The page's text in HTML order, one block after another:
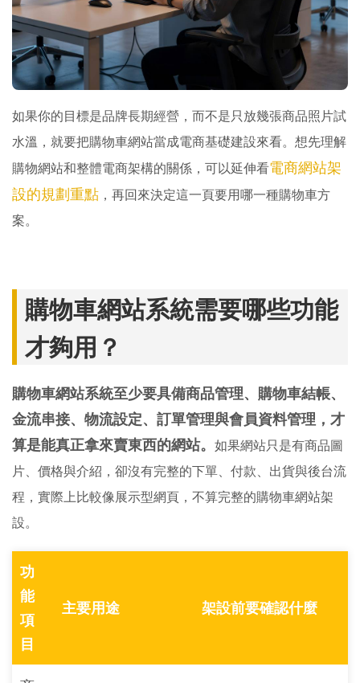
如果你的目標是品牌長期經營，而不是只放幾張商品照片試
水溫，就要把購物車網站當成電商基礎建設來看。想先理解
購物網站和整體電商架構的關係，可以延伸看電商網站架
設的規劃重點 ，再回來決定這一頁要用哪一種購物車方
案。
購物車網站系統需要哪些功能
才夠用？
購物車網站系統至少要具備商品管理、購物車結帳、
金流串接、物流設定、訂單管理與會員資料管理，才
算是能真正拿來賣東西的網站。 如果網站只是有商品圖
片、價格與介紹，卻沒有完整的下單、付款、出貨與後台流
程，實際上比較像展示型網頁，不算完整的購物車網站架
設。
功
能
項
目
主要用途 架設前要確認什麼